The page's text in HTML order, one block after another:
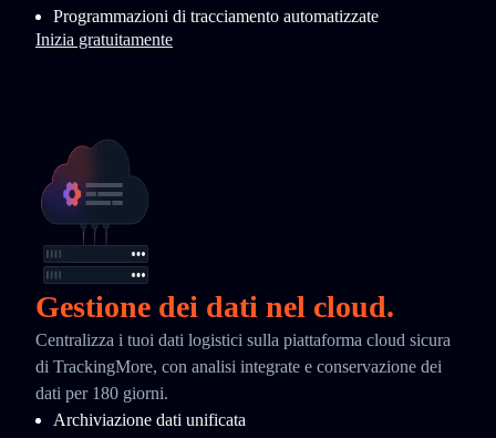
Programmazioni di tracciamento automatizzate
Inizia gratuitamente
Gestione dei dati nel cloud.
Centralizza i tuoi dati logistici sulla piattaforma cloud sicura
di TrackingMore, con analisi integrate e conservazione dei
dati per 180 giorni.
Archiviazione dati unificata